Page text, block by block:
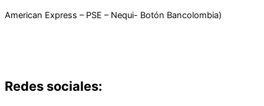
American Express – PSE – Nequi- Botón Bancolombia)
Redes sociales: